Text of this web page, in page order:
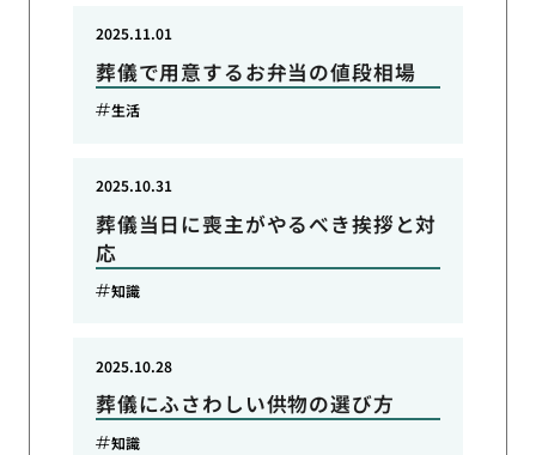
葬儀で用意するお弁当の値段相場
2025.11.01
生活
葬儀当日に喪主がやるべき挨拶と対
応
2025.10.31
知識
葬儀にふさわしい供物の選び方
2025.10.28
知識